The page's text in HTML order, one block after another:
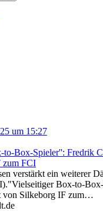
um 15:27
Box-Spieler'': Fredrik
zum FCI
verstärkt ein weiterer
Box-to-
von Silkeborg IF zum…